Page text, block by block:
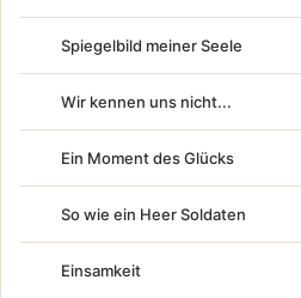
Spiegelbild meiner Seele
Wir kennen uns nicht...
Ein Moment des Glücks
So wie ein Heer Soldaten
Einsamkeit